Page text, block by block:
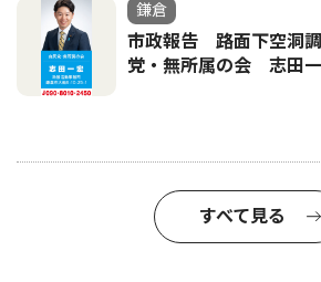
鎌倉
市政報告 路面下空洞
党・無所属の会 志田
すべて見る